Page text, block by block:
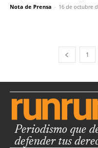
Nota de Prensa - 16 de octubre
1
Periodismo que
defender tus